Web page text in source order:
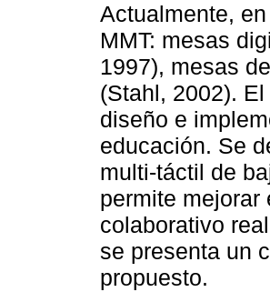
Actualmente,
MMT: mesas
1997), mesas
(Stahl, 2002).
diseño e
educación. Se
multi-táctil de
permite
colaborativo
se presenta un
propuesto.